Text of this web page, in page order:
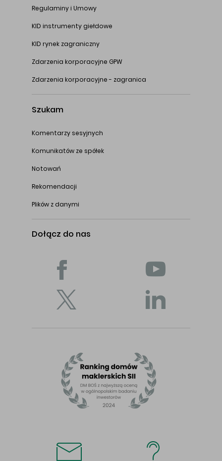
Regulaminy i Umowy
KID instrumenty giełdowe
KID rynek zagraniczny
Zdarzenia korporacyjne GPW
Zdarzenia korporacyjne - zagranica
Szukam
Komentarzy sesyjnych
Komunikatów ze spółek
Notowań
Rekomendacji
Plików z danymi
Dołącz do nas